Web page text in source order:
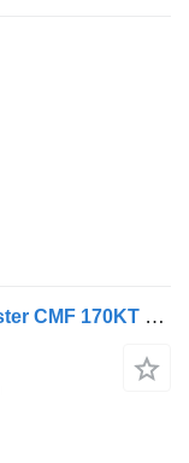
Scania R500 V8 6x2 Müller Canalmaster CMF 170KT 10.000 Liter